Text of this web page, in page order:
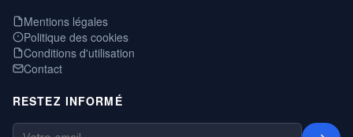
Mentions légales
Politique des cookies
Conditions d'utilisation
Contact
RESTEZ INFORMÉ